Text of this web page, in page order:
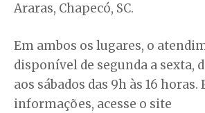
Araras, Chapecó, SC.
Em ambos os lugares, o
disponível de segunda a sexta,
aos sábados das 9h às 16 horas.
informações, acesse o site